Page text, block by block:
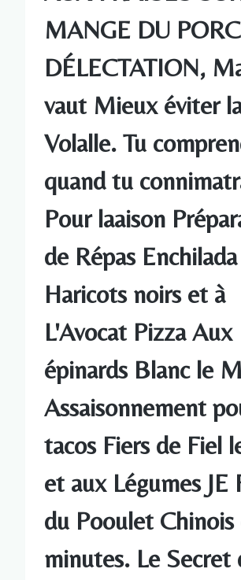
MANGE DU
DÉLECTATION,
vaut Mieux éviter
Volalle. Tu
quand tu
Pour laaison
de Répas
Haricots noirs et à
L'Avocat Pizza Aux
épinards Blanc le
Assaisonnement
tacos Fiers de Fiel
et aux Légumes JE
du Pooulet Chinois
minutes. Le Secret